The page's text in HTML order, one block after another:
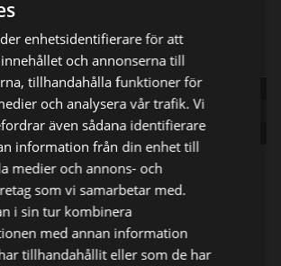
for This
X E-postadress
enhetsidentifierare för att
och annonserna till
tillhandahålla funktioner för
och analysera vår trafik. Vi
även sådana identifierare
information från din enhet till
medier och annons- och
som vi samarbetar med.
i sin tur kombinera
med annan information
tillhandahållit eller som de har